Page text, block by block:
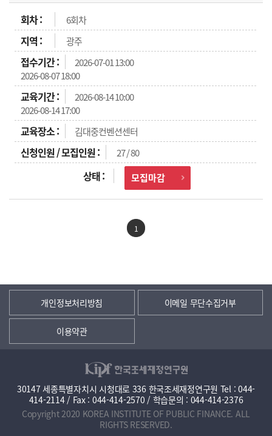
6회차
광주
2026-07-01 13:00
2026-08-07 18:00
2026-08-14 10:00
2026-08-14 17:00
김대중컨벤션센터
27 / 80
모집마감
1
개인정보처리방침 이메일 무단수집거부
이용약관
30147 세종특별자치시 시청대로 336 한국조세재정연구원 Tel : 044-
414-2114 / Fax : 044-414-2570 / 학습문의 : 044-414-2376
Copyright 2020 KOREA INSTITUTE OF PUBLIC FINANCE. ALL
RIGHTS RESERVED.